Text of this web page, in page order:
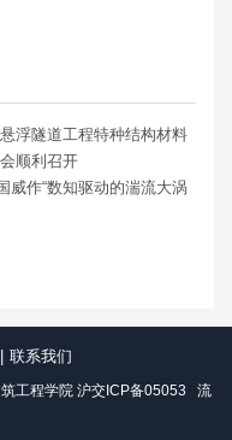
浮隧道工程特种结构材料
顺利召开
威作“数知驱动的湍流大涡
联系我们
工程学院 沪交ICP备05053
流